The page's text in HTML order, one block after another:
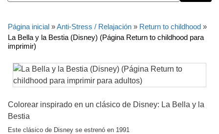
Página inicial »Anti-Stress / Relajación » Return to childhood »
La Bella y la Bestia (Disney) (Página Return to childhood para
imprimir)
Colorear inspirado en un clásico de Disney: La Bella y la
Bestia
Este clásico de Disney se estrenó en 1991